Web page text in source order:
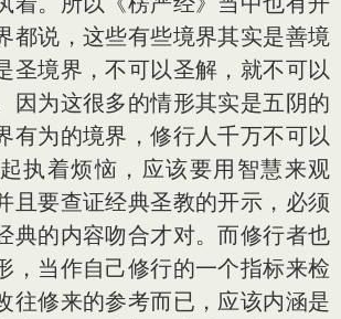
都说，这些有些境界其实是善境
圣境界，不可以圣解，就不可以
因为这很多的情形其实是五阴的
有为的境界，修行人千万不可以
执着烦恼，应该要用智慧来观
且要查证经典圣教的开示，必须
典的内容吻合才对。而修行者也
，当作自己修行的一个指标来检
往修来的参考而已，应该内涵是